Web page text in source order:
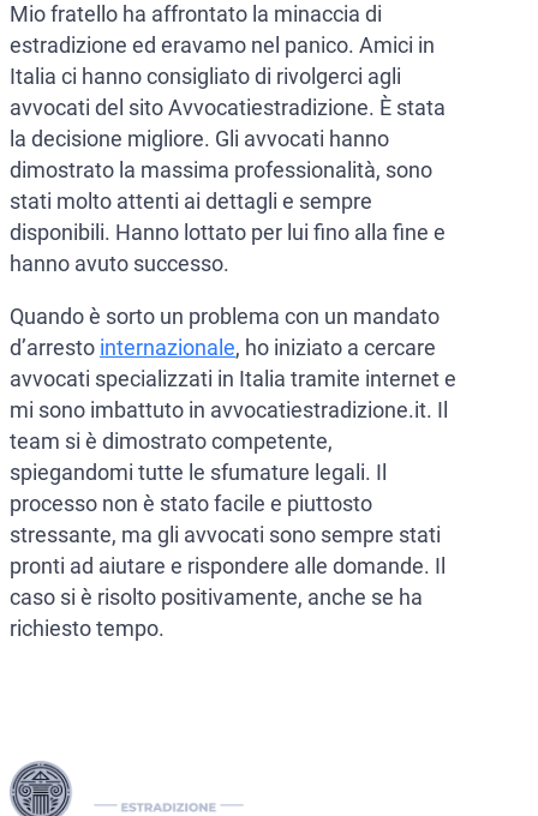
Mio fratello ha affrontato la minaccia di
estradizione ed eravamo nel panico. Amici in
Italia ci hanno consigliato di rivolgerci agli
avvocati del sito Avvocatiestradizione. È stata
la decisione migliore. Gli avvocati hanno
dimostrato la massima professionalità, sono
stati molto attenti ai dettagli e sempre
disponibili. Hanno lottato per lui fino alla fine e
hanno avuto successo.
Quando è sorto un problema con un mandato
d’arresto internazionale, ho iniziato a cercare
avvocati specializzati in Italia tramite internet e
mi sono imbattuto in avvocatiestradizione.it. Il
team si è dimostrato competente,
spiegandomi tutte le sfumature legali. Il
processo non è stato facile e piuttosto
stressante, ma gli avvocati sono sempre stati
pronti ad aiutare e rispondere alle domande. Il
caso si è risolto positivamente, anche se ha
richiesto tempo.